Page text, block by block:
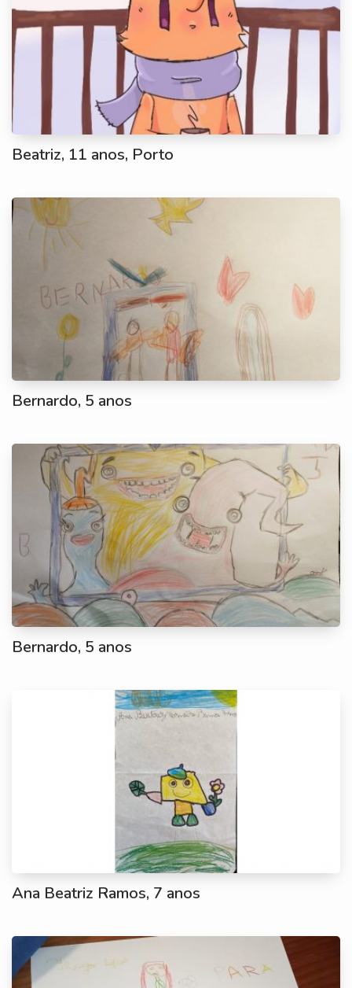
Beatriz, 11 anos, Porto
Bernardo, 5 anos
Bernardo, 5 anos
Ana Beatriz Ramos, 7 anos